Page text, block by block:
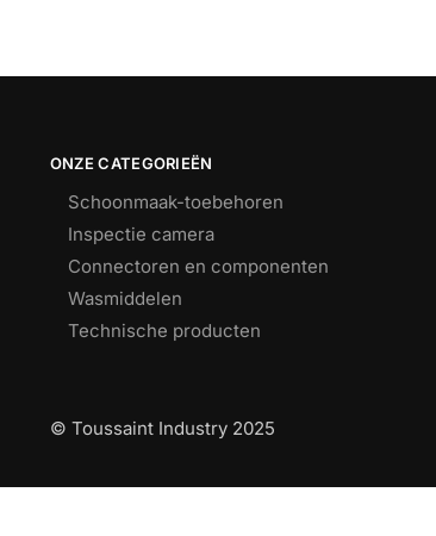
ONZE CATEGORIEËN
Schoonmaak-toebehoren
Inspectie camera
Connectoren en componenten
Wasmiddelen
Technische producten
© Toussaint Industry 2025